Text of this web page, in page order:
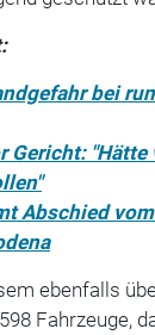
bei
Gericht:
Abschied
ebenfalls
Fahrzeuge,